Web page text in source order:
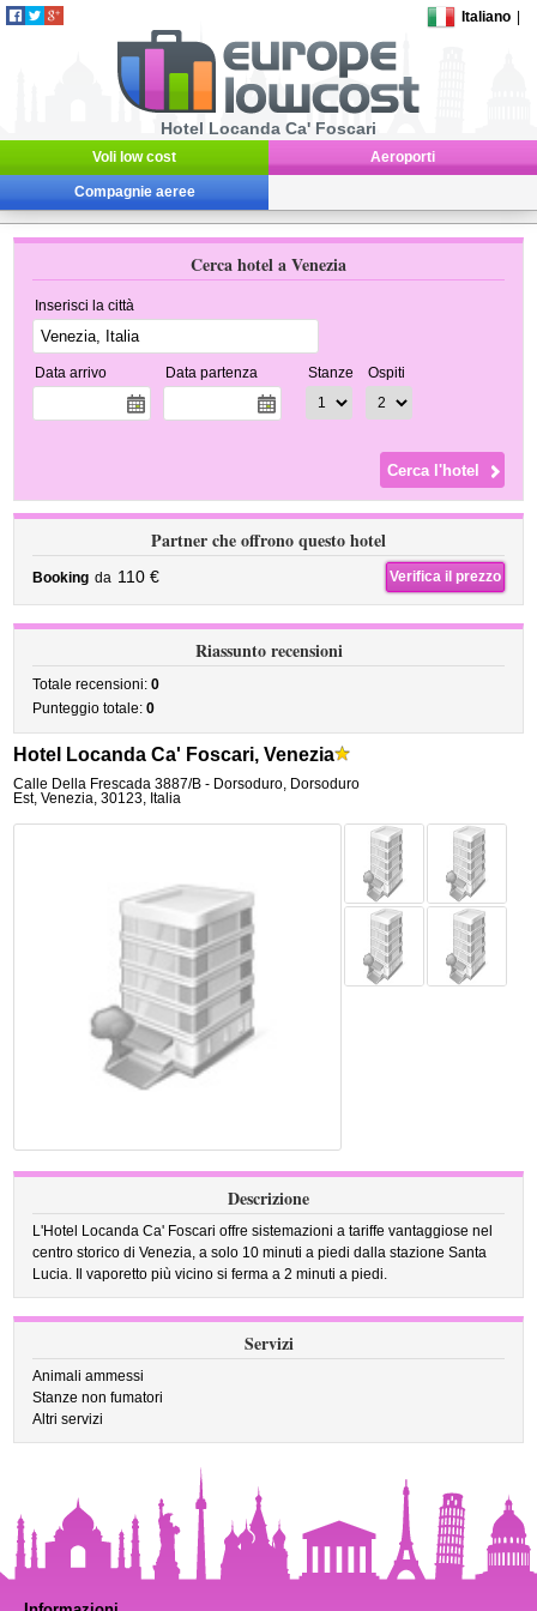
Italiano
Hotel Locanda Ca' Foscari
Voli low cost Aeroporti
Compagnie aeree
Cerca hotel a Venezia
Inserisci la città
Data arrivo Data partenza Stanze Ospiti
Partner che offrono questo hotel
Booking da 110 € Verifica il prezzo
Riassunto recensioni
Totale recensioni:0
Punteggio totale:0
Hotel Locanda Ca' Foscari, Venezia
Calle Della Frescada 3887/B - Dorsoduro, Dorsoduro
Est, Venezia,30123, Italia
Descrizione
L'Hotel Locanda Ca' Foscari offre sistemazioni a tariffe vantaggiose nel
centro storico di Venezia, a solo 10 minuti a piedi dalla stazione Santa
Lucia. Il vaporetto più vicino si ferma a 2 minuti a piedi.
Servizi
Animali ammessi
Stanze non fumatori
Altri servizi